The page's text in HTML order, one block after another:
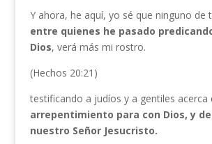
Y ahora, he aquí, yo sé que ninguno
entre quienes he pasado
Dios, verá más mi rostro.
(Hechos 20:21)
testificando a judíos y a gentiles acerca
arrepentimiento para con Dios, y
nuestro Señor Jesucristo.